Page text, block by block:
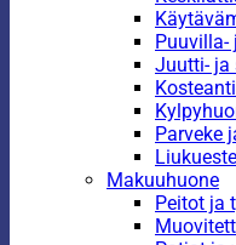
Puuvilla-
Juutti- ja
Parveke
Makuuhuone
Peitot ja